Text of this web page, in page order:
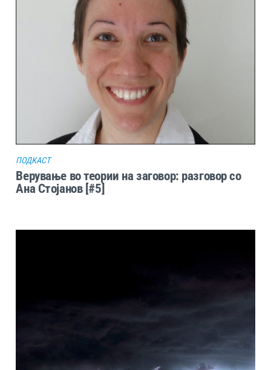
ПОДКАСТ
Верување во теории на заговор: разговор со
Ана Стојанов [#5]